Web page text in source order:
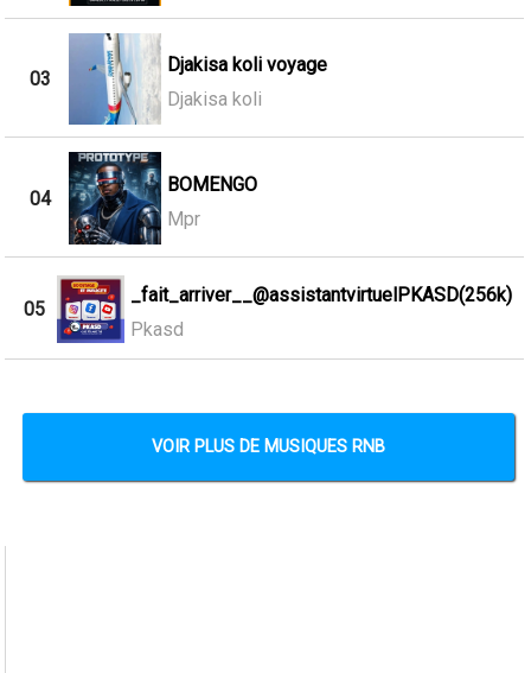
03
Djakisa koli voyage
Djakisa koli
04
BOMENGO
Mpr
05
_fait_arriver__@assistantvirtuelPKASD(256k)
Pkasd
VOIR PLUS DE MUSIQUES RNB